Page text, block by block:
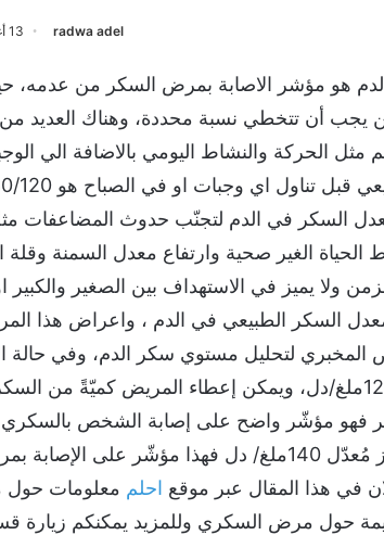
radwa adel 13 أغسطس، 2018
هو مؤشر الاصابة بمرض السكر من عدمه،
أن تتخطي نسبة محددة، وهناك العديد من
الحركة والنشاط اليومي بالاضافة الي
لمعدل السكر في الدم لتجنّب حدوث المضاعفات
الغير صحية وارتفاع معدل السمنة
ولا يميز في الاستهداف بين الصغير
السكر الطبيعي في الدم ، واعراض هذا
المخبري لتحليل مستوي سكر الدم، وفي
فهو مؤشّر واضح على إصابة الشخص
ساعتين، فإذا تجاوز مُعدّل 140ملغ/ دل فهذا
في هذا المقال عبر موقع احلم معلومات حول
حول مرض السكري وللمزيد يمكنكم زيارة